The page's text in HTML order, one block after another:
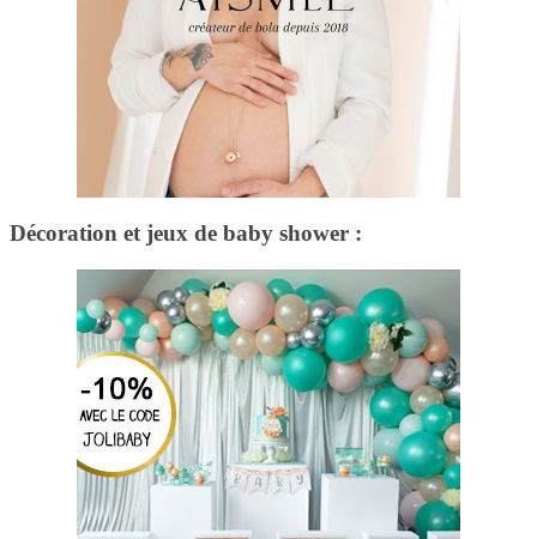
Décoration et jeux de baby shower :